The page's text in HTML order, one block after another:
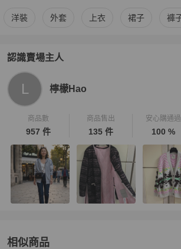
更多女裝 相似商品推薦
洋裝 外套 上衣 裙子 褲
認識賣場主人
PopChill 拍拍圈嚴選賣家
L 檸檬Hao
商品數
957 件
商品售出
135 件
安心購通過
100 %
相似商品